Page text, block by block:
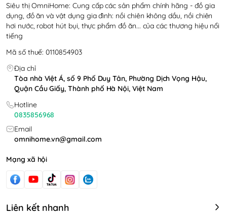
Siêu thị OmniHome: Cung cấp các sản phẩm chính hãng - đồ gia
dụng, đồ ăn và vật dụng gia đình: nồi chiên không dầu, nồi chiên
hơi nước, robot hút bụi, thực phẩm đồ ăn... của các thương hiệu nổi
tiếng
Mã số thuế: 0110854903
Địa chỉ
Tòa nhà Việt Á, số 9 Phố Duy Tân, Phường Dịch Vọng Hậu,
Quận Cầu Giấy, Thành phố Hà Nội, Việt Nam
Hotline
0835856968
Email
omnihome.vn@gmail.com
Mạng xã hội
Liên kết nhanh